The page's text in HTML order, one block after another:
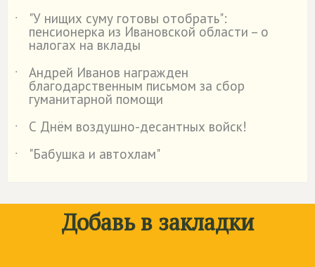
˙
"У нищих суму готовы отобрать":
пенсионерка из Ивановской области – о
налогах на вклады
˙
Андрей Иванов награжден
благодарственным письмом за сбор
гуманитарной помощи
˙
С Днём воздушно-десантных войск!
˙
"Бабушка и автохлам"
Добавь в закладки